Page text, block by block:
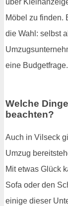
Möbel zu finden.
die Wahl: selbst
eine Budgetfrage.
Welche
beachten?
Auch in Vilseck
Umzug
Mit etwas Glück
Sofa oder den
einige dieser